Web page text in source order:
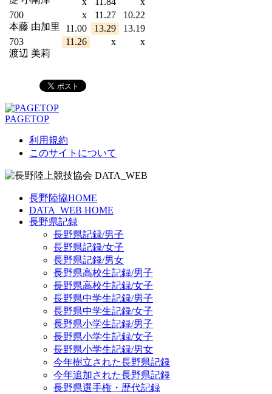
700
本藤 由加里
x 11.27
10.22
11.00
13.29
13.19
703
渡辺 美莉
11.26 x x
PAGETOP
利用規約
このサイトについて
長野陸協HOME
DATA_WEB HOME
長野県記録
長野県記録/男子
長野県記録/女子
長野県記録/男女
長野県高校生記録/男子
長野県高校生記録/女子
長野県中学生記録/男子
長野県中学生記録/女子
長野県小学生記録/男子
長野県小学生記録/女子
長野県小学生記録/男女
今年樹立された長野県記録
今年追加された長野県記録
長野県選手権・歴代記録